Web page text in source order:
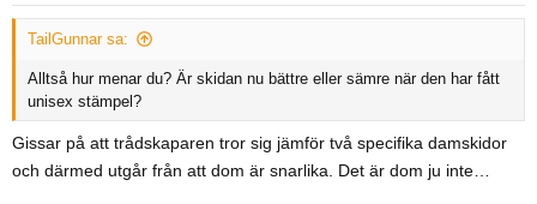
TailGunnar sa:
Alltså hur menar du? Är skidan nu bättre eller sämre när den har fått
unisex stämpel?
Gissar på att trådskaparen tror sig jämför två specifika damskidor
och därmed utgår från att dom är snarlika. Det är dom ju inte…